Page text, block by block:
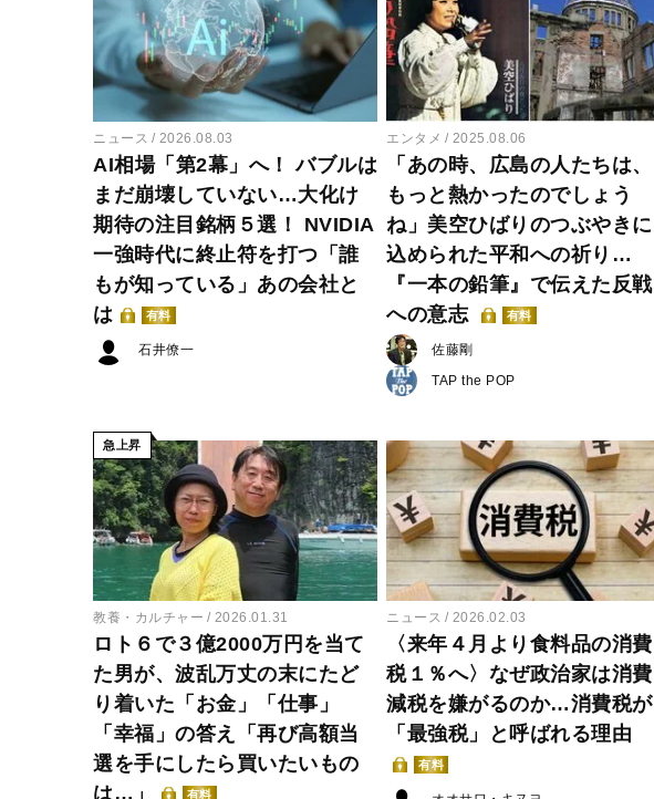
ニュース 2026.08.03
AI相場「第2幕」へ！ バブルは
まだ崩壊していない…大化け
期待の注目銘柄５選！ NVIDIA
一強時代に終止符を打つ「誰
もが知っている」あの会社と
は
有料
石井僚一
エンタメ 2025.08.06
「あの時、広島の人たちは、
もっと熱かったのでしょう
ね」美空ひばりのつぶやきに
込められた平和への祈り…
『一本の鉛筆』で伝えた反戦
への意志
有料
佐藤剛
TAP the POP
急上昇
教養・カルチャー 2026.01.31
ロト６で３億2000万円を当て
た男が、波乱万丈の末にたど
り着いた「お金」「仕事」
「幸福」の答え「再び高額当
選を手にしたら買いたいもの
は…」
有料
ニュース 2026.02.03
〈来年４月より食料品の消費
税１％へ〉なぜ政治家は消費
減税を嫌がるのか…消費税が
「最強税」と呼ばれる理由
有料